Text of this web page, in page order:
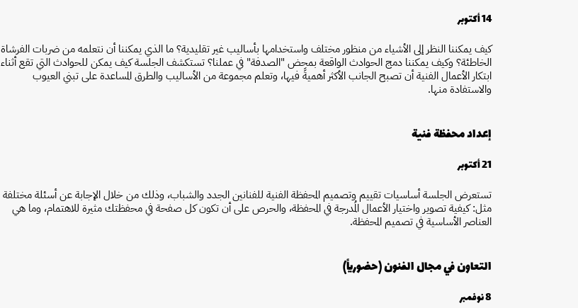
14 أكتوبر
كيف يمكننا النظر إلى الأشياء من منظور مختلف واستخدامها بأساليب غير تقليدية؟ ما الذي يمكننا أن نتعلمه من ضربات الفرشاة
الخاطئة؟ وكيف يمكننا دمج الحوادث الواقعة بمحض "الصدفة" في عملنا؟ تستكشف الجلسة كيف يمكن للحوادث التي تقع أثناء
ابتكار الأعمال الفنية أن تصبح الجانب الأكثر أهميةً فيها، وتعلم مجموعة من الأساليب والطرق المساعدة على تبني العيوب
والاستفادة منها.
إعداد محفظة فنية
21 أكتوبر
تستعرض الجلسة أساسيات تقييم وتصميم المحفظة الفنية للفنانين الجدد والشباب، وذلك من خلال الإجابة عن أسئلة مختلفة
مثل: كيفية تصوير واختيار الأعمال المُدرجة في المحفظة، والحرص على أن تكون كل صفحة في محفظتك مثيرة للاهتمام، وما هي
العناصر الأساسية في تصميم المحفظة.
التعاون في مجال الفنون (حضورياً)
8 نوفمبر